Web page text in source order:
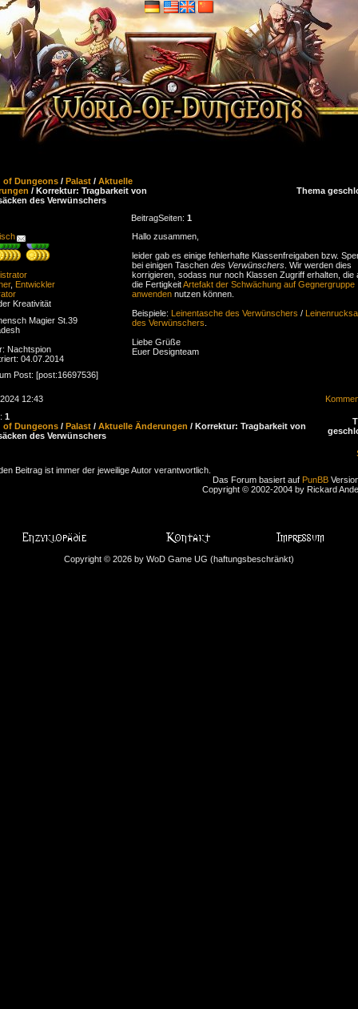
of Dungeons / Palast / Aktuelle
/ Korrektur: Tragbarkeit von
des Verwünschers
Thema
BeitragSeiten: 1
, Entwickler
Kreativität
Magier St.39
Nachtspion
04.07.2014
Post: [post:16697536]
Hallo zusammen,
leider gab es einige fehlerhafte Klassenfreigaben bzw.
bei einigen Taschen des Verwünschers . Wir werden dies
korrigieren, sodass nur noch Klassen Zugriff erhalten, die
die FertigkeitArtefakt der Schwächung auf Gegnergruppe
anwenden nutzen können.
Beispiele: Leinentasche des Verwünschers /
des Verwünschers
Liebe Grüße
Euer Designteam
12:43
1
of Dungeons / Palast / Aktuelle Änderungen / Korrektur: Tragbarkeit von
des Verwünschers
Beitrag ist immer der jeweilige Autor verantwortlich.
Das Forum basiert auf PunBB
Copyright © 2002-2004 by Rickard
Copyright © 2026 by WoD Game UG (haftungsbeschränkt)